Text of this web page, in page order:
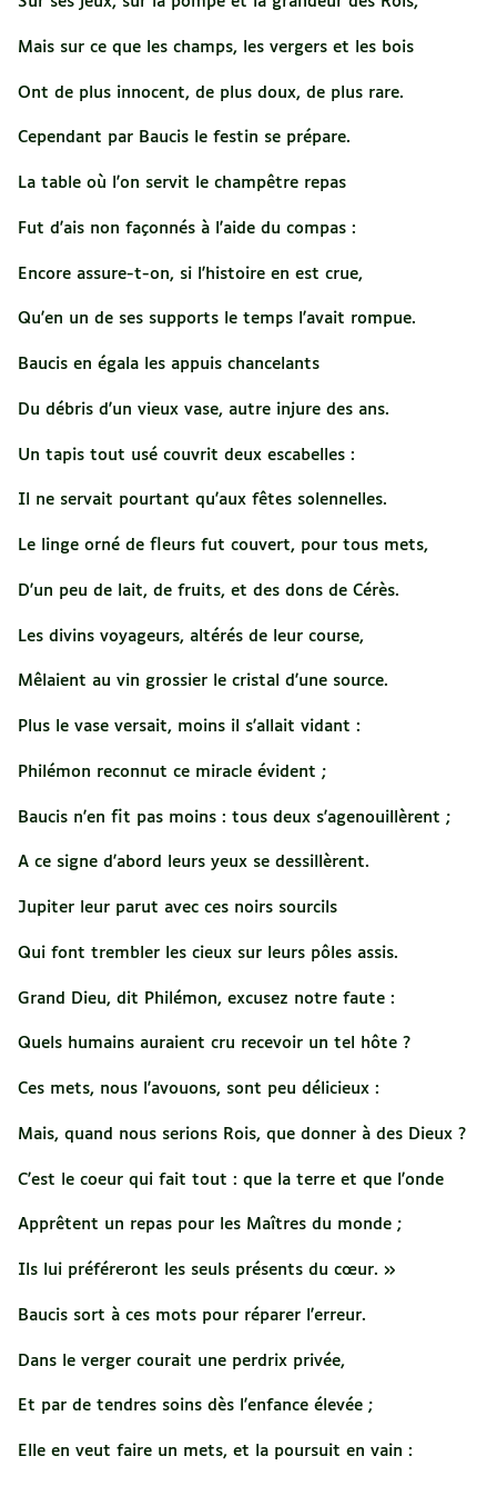
Mais sur ce que les champs, les vergers et les bois
Ont de plus innocent, de plus doux, de plus rare.
Cependant par Baucis le festin se prépare.
La table où l'on servit le champêtre repas
Fut d'ais non façonnés à l'aide du compas :
Encore assure-t-on, si l'histoire en est crue,
Qu'en un de ses supports le temps l'avait rompue.
Baucis en égala les appuis chancelants
Du débris d'un vieux vase, autre injure des ans.
Un tapis tout usé couvrit deux escabelles :
Il ne servait pourtant qu'aux fêtes solennelles.
Le linge orné de fleurs fut couvert, pour tous mets,
D'un peu de lait, de fruits, et des dons de Cérès.
Les divins voyageurs, altérés de leur course,
Mêlaient au vin grossier le cristal d'une source.
Plus le vase versait, moins il s'allait vidant :
Philémon reconnut ce miracle évident ;
Baucis n'en fit pas moins : tous deux s'agenouillèrent ;
A ce signe d'abord leurs yeux se dessillèrent.
Jupiter leur parut avec ces noirs sourcils
Qui font trembler les cieux sur leurs pôles assis.
Grand Dieu, dit Philémon, excusez notre faute :
Quels humains auraient cru recevoir un tel hôte ?
Ces mets, nous l'avouons, sont peu délicieux :
Mais, quand nous serions Rois, que donner à des Dieux ?
C'est le coeur qui fait tout : que la terre et que l'onde
Apprêtent un repas pour les Maîtres du monde ;
Ils lui préféreront les seuls présents du cœur. »
Baucis sort à ces mots pour réparer l'erreur.
Dans le verger courait une perdrix privée,
Et par de tendres soins dès l'enfance élevée ;
Elle en veut faire un mets, et la poursuit en vain :